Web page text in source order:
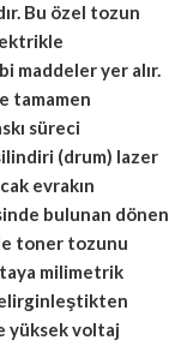
Bu özel tozun
maddeler yer alır.
tamamen
süreci
(drum) lazer
evrakın
bulunan dönen
toner tozunu
milimetrik
yüksek voltaj